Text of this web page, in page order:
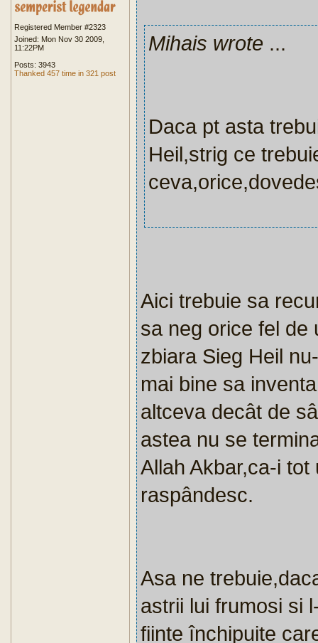
Registered Member #2323
Joined: Mon Nov 30 2009,
11:22PM
Posts: 3943
Thanked 457 time in 321 post
Mihais wrote ...
Daca pt asta
Heil,strig ce
Aici trebuie sa
sa neg orice fel de
zbiara Sieg Heil
mai bine sa
altceva decât de
astea nu se
Allah Akbar,ca-i
raspândesc.
Asa ne
astrii lui frumosi si
fiinte închipuite